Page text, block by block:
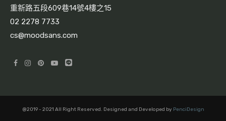
重新路五段609巷14號4樓之15
02 2278 7733
cs@moodsans.com
@2019 - 2021 All Right Reserved. Designed and Developed by PenciDesign